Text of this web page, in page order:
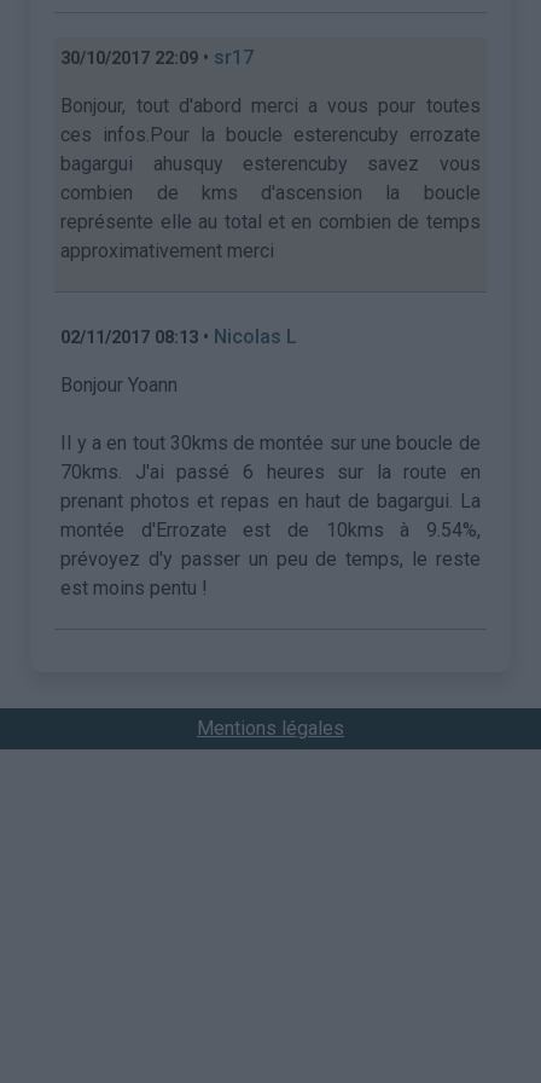
30/10/2017 22:09 • sr17
Bonjour, tout d'abord merci a vous pour toutes
ces infos.Pour la boucle esterencuby errozate
bagargui ahusquy esterencuby savez vous
combien de kms d'ascension la boucle
représente elle au total et en combien de temps
approximativement merci
02/11/2017 08:13 • Nicolas L
Bonjour Yoann
Il y a en tout 30kms de montée sur une boucle de
70kms. J'ai passé 6 heures sur la route en
prenant photos et repas en haut de bagargui. La
montée d'Errozate est de 10kms à 9.54%,
prévoyez d'y passer un peu de temps, le reste
est moins pentu !
Mentions légales